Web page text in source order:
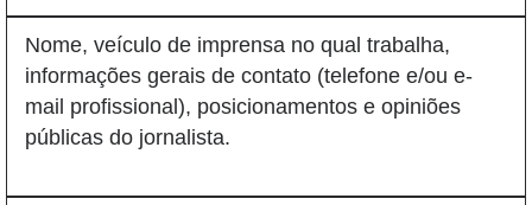
Nome, veículo de imprensa no qual trabalha,
informações gerais de contato (telefone e/ou e-
mail profissional), posicionamentos e opiniões
públicas do jornalista.